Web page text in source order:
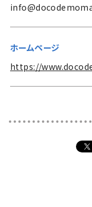
ホームページ
https://